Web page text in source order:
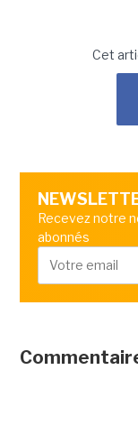
Cet
Recevez notre
abonnés